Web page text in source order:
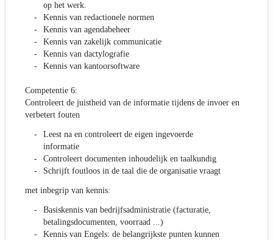
op het werk.
Kennis van redactionele normen
Kennis van agendabeheer
Kennis van zakelijk communicatie
Kennis van dactylografie
Kennis van kantoorsoftware
Competentie 6:
Controleert de juistheid van de informatie tijdens de invoer en
verbetert fouten
Leest na en controleert de eigen ingevoerde
informatie
Controleert documenten inhoudelijk en taalkundig
Schrijft foutloos in de taal die de organisatie vraagt
met inbegrip van kennis:
Basiskennis van bedrijfsadministratie (facturatie,
betalingsdocumenten, voorraad ...)
Kennis van Engels: de belangrijkste punten kunnen